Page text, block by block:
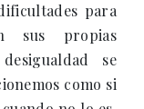
para
sus propias
se
como si